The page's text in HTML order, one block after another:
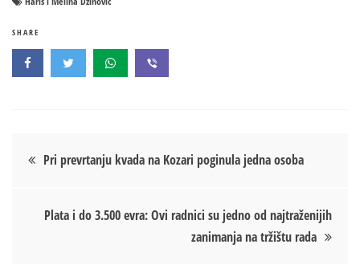
SHARE
Кретање
Pri prevrtanju kvada na Kozari poginula jedna osoba
Plata i do 3.500 evra: Ovi radnici su jedno od najtraženijih
zanimanja na tržištu rada